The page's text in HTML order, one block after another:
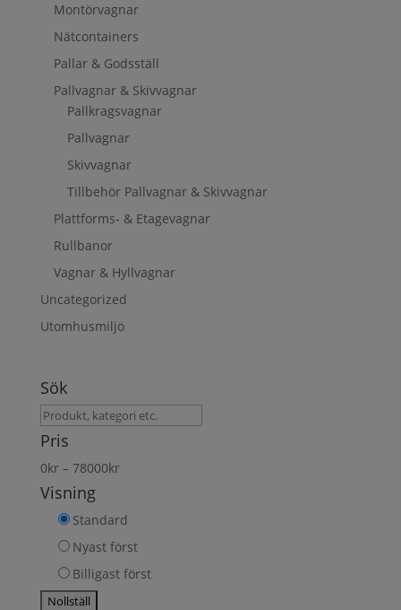
Montörvagnar
Nätcontainers
Pallar & Godsställ
Pallvagnar & Skivvagnar
Pallkragsvagnar
Pallvagnar
Skivvagnar
Tillbehör Pallvagnar & Skivvagnar
Plattforms- & Etagevagnar
Rullbanor
Vagnar & Hyllvagnar
Uncategorized
Utomhusmiljö
Sök
Sök
produkt
Pris
0kr– 78000kr
Visning
Standard
Nyast först
Billigast först